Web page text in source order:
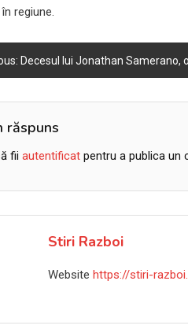
regiune.
Decesul lui Jonathan Samerano, ostaticul israelian, a fost
răspuns
fii autentificat pentru a publica un
Stiri Razboi
Website https://stiri-